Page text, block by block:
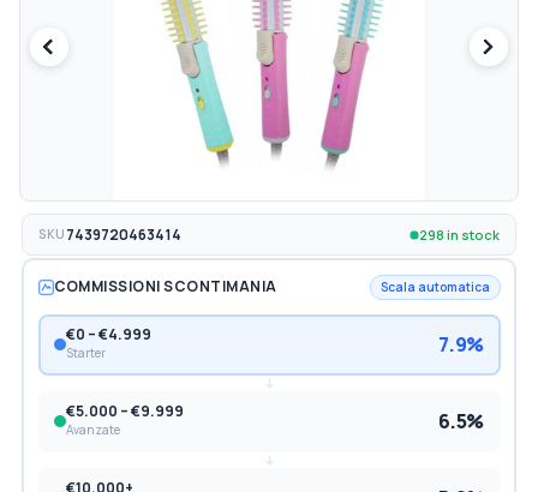
immagini
SKU 7439720463414 298 in stock
COMMISSIONI SCONTIMANIA Scala automatica
€0 – €4.999
Starter 7.9%
€5.000 – €9.999
Avanzate 6.5%
€10.000+